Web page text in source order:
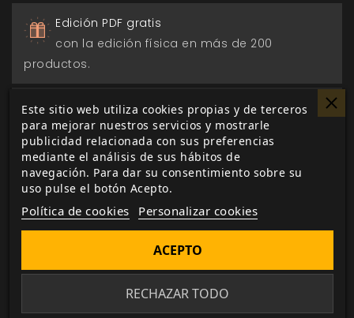
Edición PDF gratis
con la edición física en más de 200
productos.
Pago seguro
a través de Paypal, transferencia o tarjeta de
crédito.
Entrega 24/48h
para envios nacionales.
Biblioteca digital
actualizada con todos los juego canjeados
Este sitio web utiliza cookies propias y de terceros
para mejorar nuestros servicios y mostrarle
publicidad relacionada con sus preferencias
mediante el análisis de sus hábitos de
navegación. Para dar su consentimiento sobre su
uso pulse el botón Acepto.
Política de cookies Personalizar cookies
RECHAZAR TODO
ACEPTO